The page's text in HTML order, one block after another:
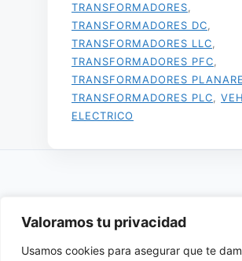
Valoramos tu privacidad
Usamos cookies para asegurar que te
TRANSFORMADORES
TRANSFORMADORES DC
TRANSFORMADORES LLC
TRANSFORMADORES PFC
TRANSFORMADORES
TRANSFORMADORES PLC
ELECTRICO
Anatronic
Líderes en la distribución de componentes